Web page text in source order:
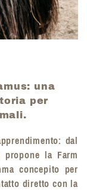
una
per
dal
la Farm
concepito per
diretto con la